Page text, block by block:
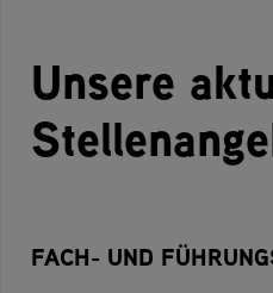
Unsere
FACH- UND